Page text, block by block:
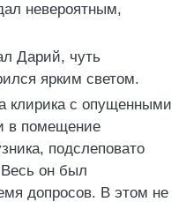
невероятным,
Дарий, чуть
ярким светом.
клирика с опущенными
в помещение
подслеповато
Весь он был
допросов. В этом не